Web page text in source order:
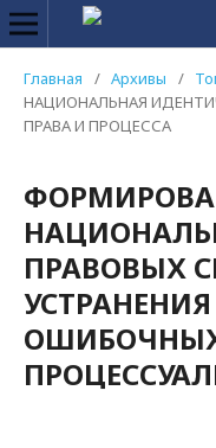
Главная / Архивы /
НАЦИОНАЛЬНАЯ
ПРАВА И ПРОЦЕССА
ПРАВОВЫХ